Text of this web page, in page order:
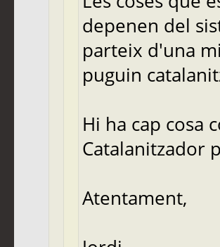
depenen del
parteix d'una
puguin
Hi ha cap cosa
Catalanitzador
Atentament,